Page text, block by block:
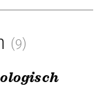
(9)